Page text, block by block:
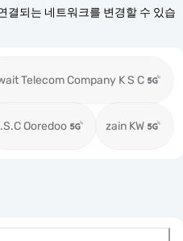
결되는 네트워크를 변경할 수 있습
Telecom Company K S C
Ooredoo zain KW